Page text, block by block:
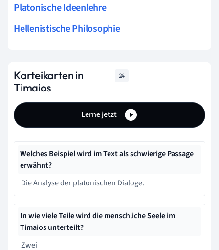
Platonische Ideenlehre
Hellenistische Philosophie
Karteikarten in
Timaios
24
Lerne jetzt
Welches Beispiel wird im Text als schwierige Passage
erwähnt?
Die Analyse der platonischen Dialoge.
In wie viele Teile wird die menschliche Seele im
Timaios unterteilt?
Zwei